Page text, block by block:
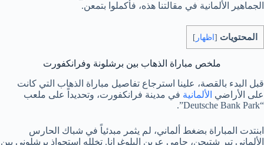
الجماهير الألمانية في مقالتنا هذه، فأكملوا بتمعن.
المحتويات [ اظهار ]
ملخص مباراة الذهاب بين برشلونة وفرانكفورت
قبل البدء بالقصة، علينا استرجاع تفاصيل مباراة الذهاب التي كانت
على الأراضي الألمانية في مدينة فرانكفورت، وتحديداً على ملعب
“Deutsche Bank Park”.
ابنتدت المباراة بضغط ألماني، لم يثمر مبدئياً في شباك الحارس
الألماني تير شتيجن، حامي عرين البلوغرانا. تخلله استحواذ برشلوني بين